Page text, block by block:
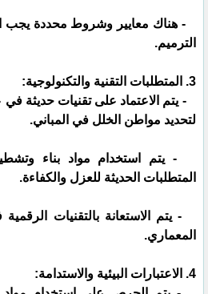
- هناك معايير وشروط محددة يجب
الترميم.
3. المتطلبات التقنية والتكنولوجية:
- يتم الاعتماد على تقنيات حديثة
لتحديد مواطن الخلل في المباني.
- يتم استخدام مواد بناء
المتطلبات الحديثة للعزل والكفاءة.
- يتم الاستعانة بالتقنيات
المعماري.
4. الاعتبارات البيئية والاستدامة: